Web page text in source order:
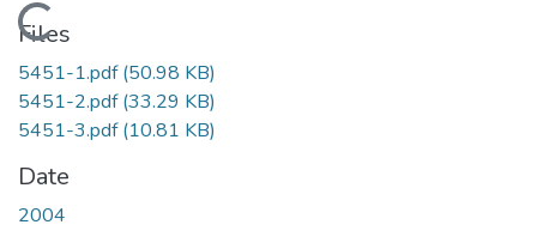
Loading...
Files
5451-1.pdf(50.98 KB)
5451-2.pdf(33.29 KB)
5451-3.pdf(10.81 KB)
Date
2004